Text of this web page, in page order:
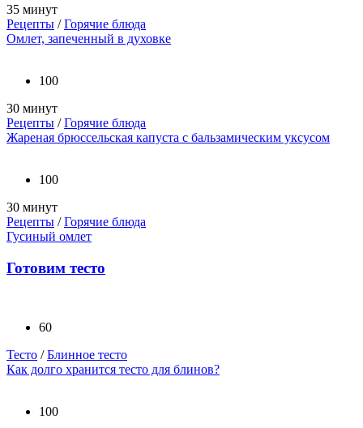
35 минут
Рецепты /Горячие блюда
Омлет, запеченный в духовке
100
30 минут
Рецепты /Горячие блюда
Жареная брюссельская капуста с бальзамическим уксусом
100
30 минут
Рецепты /Горячие блюда
Гусиный омлет
Готовим тесто
60
Тесто /Блинное тесто
Как долго хранится тесто для блинов?
100